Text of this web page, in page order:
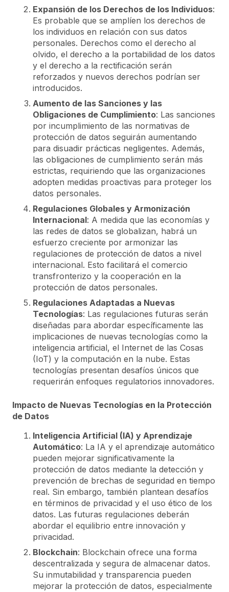
Expansión de los Derechos de los Individuos:
Es probable que se amplíen los derechos de
los individuos en relación con sus datos
personales. Derechos como el derecho al
olvido, el derecho a la portabilidad de los datos
y el derecho a la rectificación serán
reforzados y nuevos derechos podrían ser
introducidos.
Aumento de las Sanciones y las
Obligaciones de Cumplimiento: Las sanciones
por incumplimiento de las normativas de
protección de datos seguirán aumentando
para disuadir prácticas negligentes. Además,
las obligaciones de cumplimiento serán más
estrictas, requiriendo que las organizaciones
adopten medidas proactivas para proteger los
datos personales.
Regulaciones Globales y Armonización
Internacional: A medida que las economías y
las redes de datos se globalizan, habrá un
esfuerzo creciente por armonizar las
regulaciones de protección de datos a nivel
internacional. Esto facilitará el comercio
transfronterizo y la cooperación en la
protección de datos personales.
Regulaciones Adaptadas a Nuevas
Tecnologías: Las regulaciones futuras serán
diseñadas para abordar específicamente las
implicaciones de nuevas tecnologías como la
inteligencia artificial, el Internet de las Cosas
(IoT) y la computación en la nube. Estas
tecnologías presentan desafíos únicos que
requerirán enfoques regulatorios innovadores.
Impacto de Nuevas Tecnologías en la Protección
de Datos
Inteligencia Artificial (IA) y Aprendizaje
Automático: La IA y el aprendizaje automático
pueden mejorar significativamente la
protección de datos mediante la detección y
prevención de brechas de seguridad en tiempo
real. Sin embargo, también plantean desafíos
en términos de privacidad y el uso ético de los
datos. Las futuras regulaciones deberán
abordar el equilibrio entre innovación y
privacidad.
Blockchain: Blockchain ofrece una forma
descentralizada y segura de almacenar datos.
Su inmutabilidad y transparencia pueden
mejorar la protección de datos, especialmente